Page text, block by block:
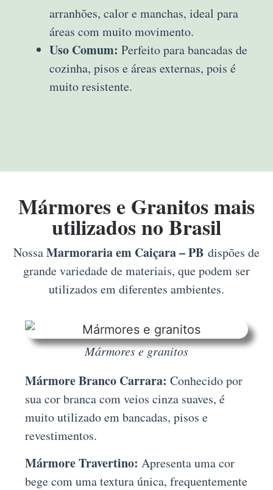
arranhões, calor e manchas, ideal para
áreas com muito movimento.
Uso Comum: Perfeito para bancadas de
cozinha, pisos e áreas externas, pois é
muito resistente.
Mármores e Granitos mais
utilizados no Brasil
NossaMarmoraria em Caiçara – PB dispões de
grande variedade de materiais, que podem ser
utilizados em diferentes ambientes.
Mármores e granitos
Mármore Branco Carrara: Conhecido por
sua cor branca com veios cinza suaves, é
muito utilizado em bancadas, pisos e
revestimentos.
Mármore Travertino: Apresenta uma cor
bege com uma textura única, frequentemente